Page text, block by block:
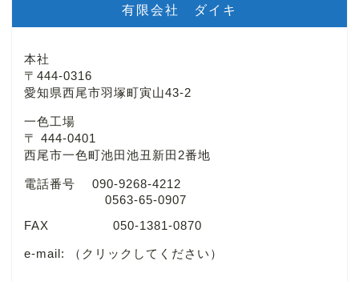
有限会社 ダイキ
本社
〒444-0316
愛知県西尾市羽塚町寅山43-2
一色工場
〒 444-0401
西尾市一色町池田池丑新田2番地
電話番号 090-9268-4212
0563-65-0907
FAX 050-1381-0870
e-mail: （クリックしてください）